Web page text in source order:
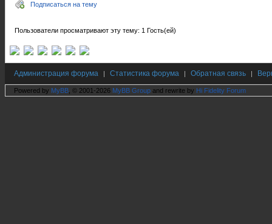
Подписаться на тему
Пользователи просматривают эту тему: 1 Гость(ей)
Администрация форума | Статистика форума | Обратная связь |
Powered by MyBB , © 2001-2026 MyBB Group and rewrite by Hi Fidelity Forum